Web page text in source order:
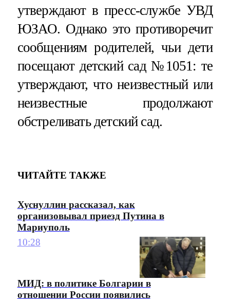
утверждают в пресс-службе УВД
ЮЗАО. Однако это противоречит
сообщениям родителей, чьи дети
посещают детский сад №1051: те
утверждают, что неизвестный или
неизвестные продолжают
обстреливать детский сад.
ЧИТАЙТЕ ТАКЖЕ
Хуснуллин рассказал, как
организовывал приезд Путина в
Мариуполь
10:28
МИД: в политике Болгарии в
отношении России появились